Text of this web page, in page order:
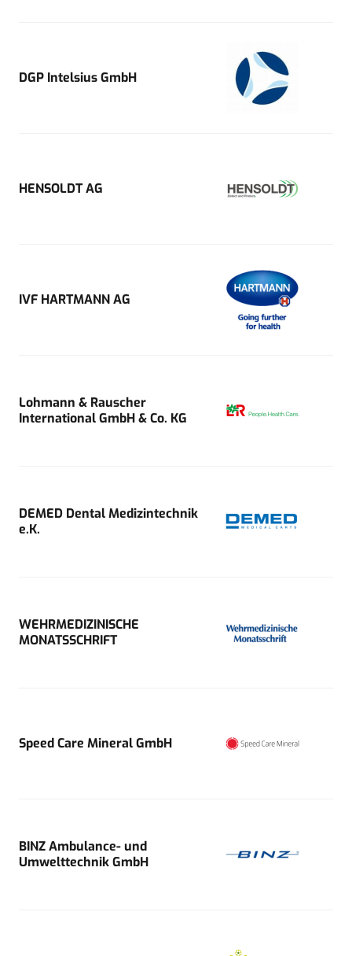
DGP Intelsius GmbH
HENSOLDT AG
IVF HARTMANN AG
Lohmann & Rauscher
International GmbH & Co. KG
DEMED Dental Medizintechnik
e.K.
WEHRMEDIZINISCHE
MONATSSCHRIFT
Speed Care Mineral GmbH
BINZ Ambulance- und
Umwelttechnik GmbH